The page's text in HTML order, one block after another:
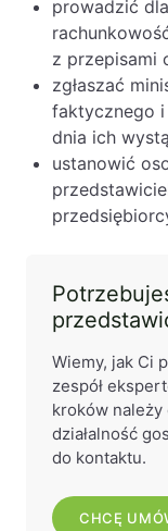
prowadzić
z przepisami
zgłaszać
faktycznego i
dnia ich
ustanowić
Wiemy, jak Ci
zespół
kroków należy
działalność
do kontaktu.
CHCĘ